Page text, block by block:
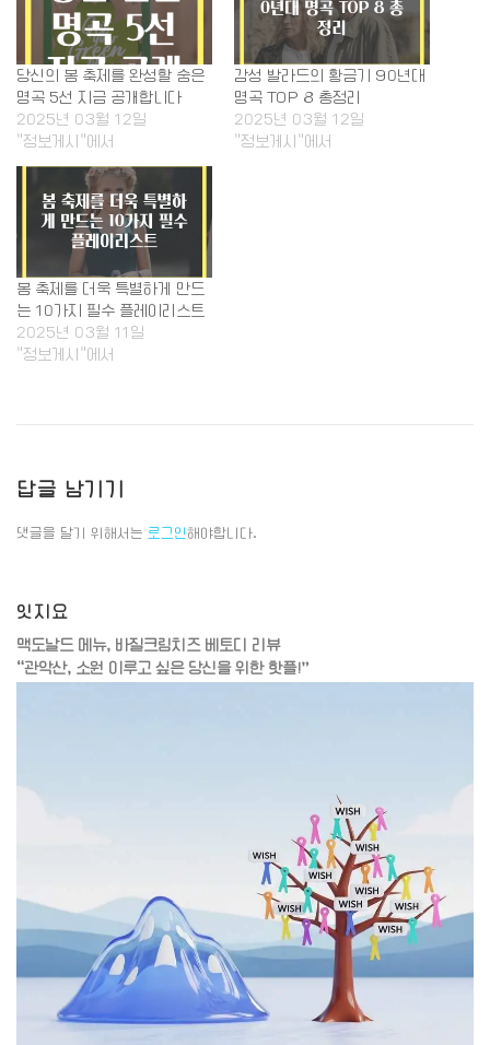
당신의 봄 축제를 완성할 숨은
명곡 5선 지금 공개합니다
2025년 03월 12일
"정보게시"에서
감성 발라드의 황금기 90년대
명곡 TOP 8 총정리
2025년 03월 12일
"정보게시"에서
봄 축제를 더욱 특별하게 만드
는 10가지 필수 플레이리스트
2025년 03월 11일
"정보게시"에서
답글 남기기
댓글을 달기 위해서는 로그인해야합니다.
잇지요
맥도날드 메뉴, 바질크림치즈 베토디 리뷰
“관악산, 소원 이루고 싶은 당신을 위한 핫플!”